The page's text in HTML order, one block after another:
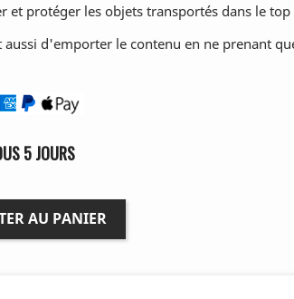
et protéger les objets transportés dans le top
d'emporter le contenu en ne prenant
5 JOURS
AU PANIER